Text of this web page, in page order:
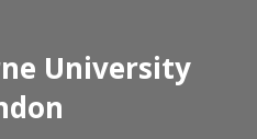
University